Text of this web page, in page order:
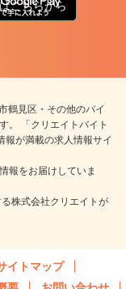
こちらから
鶴見区・その他のバイ
。 「クリエイトバイト
報が満載の求人情報サイ
報をお届けしていま
株式会社クリエイトが
イトマップ